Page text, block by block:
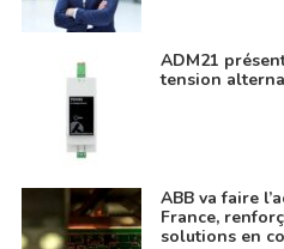
ADM21
tension
ABB va faire
France,
solutions en